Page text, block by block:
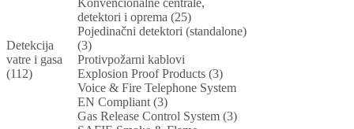
Detekcija
vatre i gasa
(112)
Konvencionalne centrale,
detektori i oprema (25)
Pojedinačni detektori (standalone)
(3)
Protivpožarni kablovi
Explosion Proof Products (3)
Voice & Fire Telephone System
EN Compliant (3)
Gas Release Control System (3)